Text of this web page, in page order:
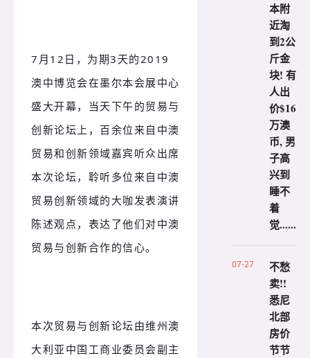
7月12日，为期3天的2019
澳中博览会在墨尔本会展中心
盛大开幕，当天下午的贸易与
创新论坛上，百余位来自中澳
贸易和创新领域嘉宾听众出席
本次论坛，聆听多位来自中澳
贸易创新领域的大咖发表演讲
陈述观点， 表达了他们对中澳
贸易与创新合作的信心。
本次贸易与创新论坛由维州澳
大利亚中国工商业委员会副主
本附
近淘
到2公
斤金
块! 有
人出
价$16
万澳
币, 男
子高
兴到
睡不
着
觉......
07-27
不愁
卖!!
悉尼
北部
房价
节节